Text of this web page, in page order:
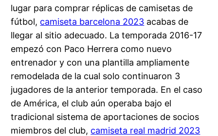
lugar para comprar réplicas de camisetas de
fútbol, camiseta barcelona 2023 acabas de
llegar al sitio adecuado. La temporada 2016-17
empezó con Paco Herrera como nuevo
entrenador y con una plantilla ampliamente
remodelada de la cual solo continuaron 3
jugadores de la anterior temporada. En el caso
de América, el club aún operaba bajo el
tradicional sistema de aportaciones de socios
miembros del club, camiseta real madrid 2023